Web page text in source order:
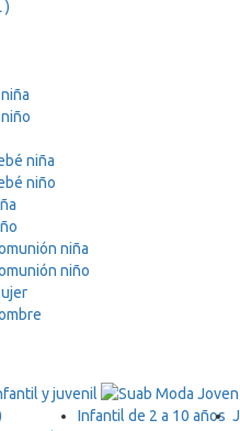
)
niña
niño
niña
niño
Infantil de 2 a 10 años